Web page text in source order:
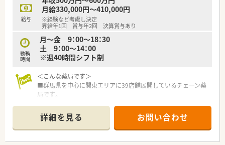
給与
月給330,000円～410,000円
※経験など考慮し決定
昇給年1回 賞与年2回 決算賞与あり
勤務
時間
月～金 9：00～18：30
土 9：00～14：00
※週40時間シフト制
＜こんな薬局です＞
■群馬県を中心に関東エリアに39店舗展開しているチェーン薬
局です。
が安定しています。
■群馬エリアでは総合病院門前に多く展開しています。
■今後もM&Aにて店舗拡大を図っており、勢いのある企業です。
■店舗拡大により、管理薬剤師をはじめとしたキャリアアップを
詳細を見る お問い合わせ